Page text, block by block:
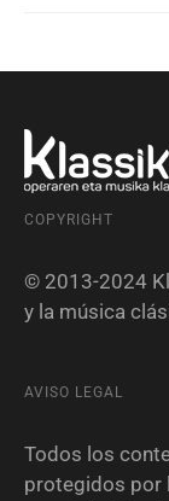
COPYRIGHT
© 2013-2024
y la música
AVISO LEGAL
Todos los
protegidos por